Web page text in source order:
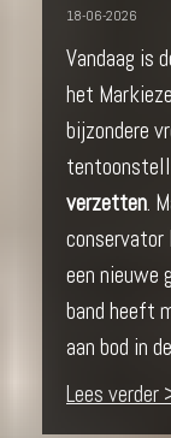
18-06-2026
Vandaag is
het
bijzondere
verzetten.
conservator
een nieuwe
band heeft
aan bod in
Lees verder